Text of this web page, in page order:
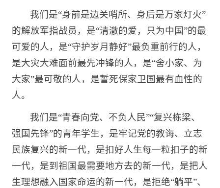
我们是“身前是边关哨所、身后是万家灯火”
的解放军指战员，是“清澈的爱，只为中国”的最
可爱的人，是“守护岁月静好”最负重前行的人，
是大灾大难面前最先冲锋的人，是“舍小家、为
大家”最可敬的人，是誓死保家卫国最有血性的
人。
我们是“青春向党、不负人民”“复兴栋梁、
强国先锋”的青年学生，是牢记党的教诲、立志
民族复兴的新一代，是扣好人生每一粒扣子的新
一代，是到祖国最需要地方去的新一代，是把人
生理想融入国家命运的新一代，是拒绝“躺平”、